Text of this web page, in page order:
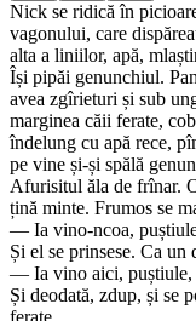
Nick se ridică în
vagonului, care
alta a liniilor, apă,
Își pipăi genunchiul.
avea zgîrieturi și sub
marginea căii ferate,
îndelung cu apă rece,
pe vine și-și spălă
Afurisitul ăla de frînar.
țină minte. Frumos se
— Ia vino-ncoa,
Și el se prinsese. Ca un
— Ia vino aici, puștiule,
Și deodată, zdup, și se